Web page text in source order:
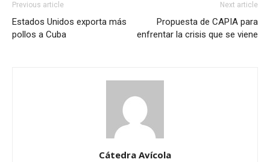
Previous article
Estados Unidos exporta más
pollos a Cuba
Next article
Propuesta de CAPIA para
enfrentar la crisis que se viene
Cátedra Avícola